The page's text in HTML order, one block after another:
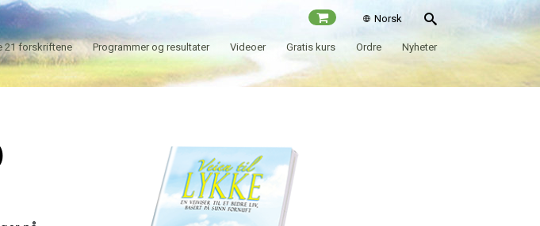
Norsk
21 forskriftene Programmer og resultater Videoer Gratis kurs Ordre Nyheter